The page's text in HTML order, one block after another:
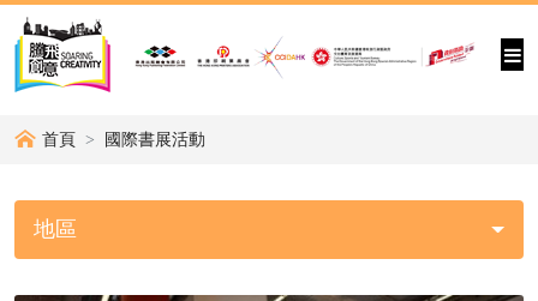
首頁 國際書展活動
地區